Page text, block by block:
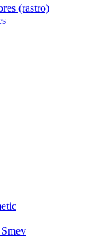
(rastro)